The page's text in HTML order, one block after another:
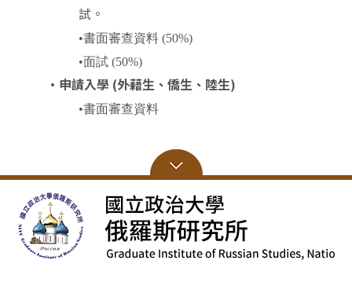
試。
•書面審查資料 (50%)
•面試 (50%)
• 申請入學 (外藉生、僑生、陸生)
•書面審查資料